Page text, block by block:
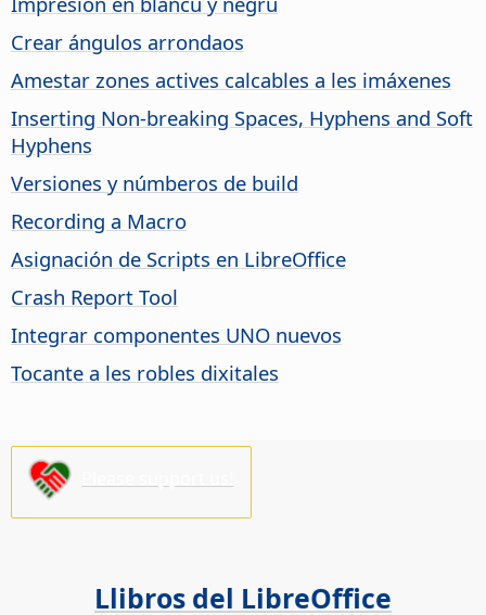
Crear ángulos arrondaos
Amestar zones actives calcables a les imáxenes
Inserting Non-breaking Spaces, Hyphens and Soft
Hyphens
Versiones y númberos de build
Recording a Macro
Asignación de Scripts en LibreOffice
Crash Report Tool
Integrar componentes UNO nuevos
Tocante a les robles dixitales
Llibros del LibreOffice